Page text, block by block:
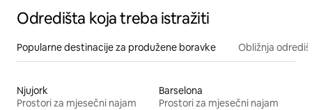
Odredišta koja treba istražiti
Popularne destinacije za produžene boravke Obližnja
Njujork
Prostori za mjesečni najam
Barselona
Prostori za mjesečni najam